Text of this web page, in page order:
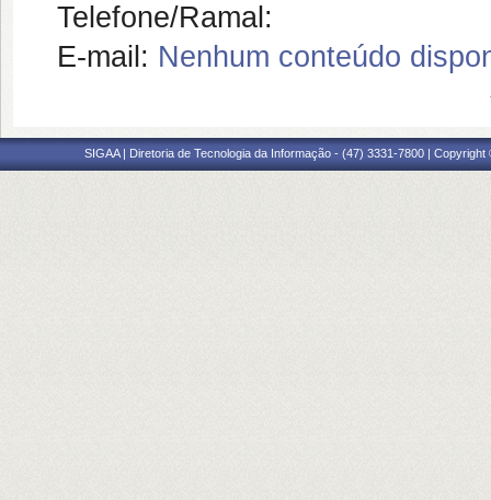
Telefone/Ramal:
E-mail: Nenhum conteúdo
SIGAA | Diretoria de Tecnologia da Informação - (47) 3331-7800 |